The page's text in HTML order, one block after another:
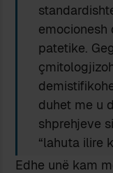
emocionesh
patetike.
duhet me u
shprehjeve
“lahuta ilire
Edhe unë kam